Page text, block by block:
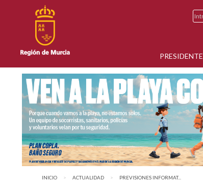
PRESIDENTE
INICIO ACTUALIDAD AQUÍ:
PREVISIONES INFORMAT...